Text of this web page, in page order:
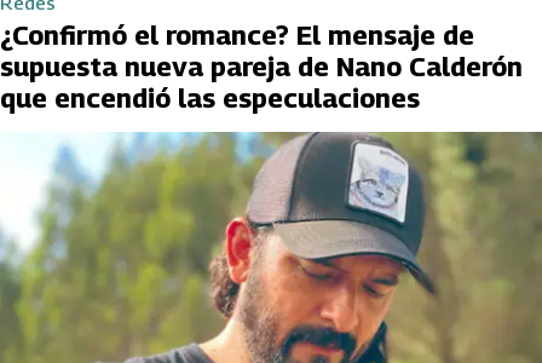
¿Confirmó el romance? El mensaje de
supuesta nueva pareja de Nano Calderón
que encendió las especulaciones